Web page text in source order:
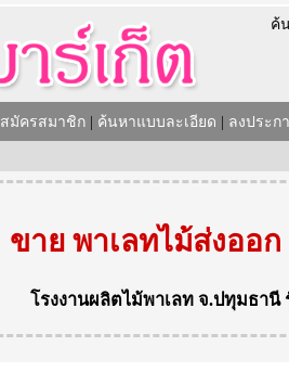
ค้
สมัครสมาชิก ค้นหาแบบละเอียด ลงประก
ขาย พาเลทไม้ส่งออ
โรงงานผลิตไม้พาเลท จ.ปทุมธานี